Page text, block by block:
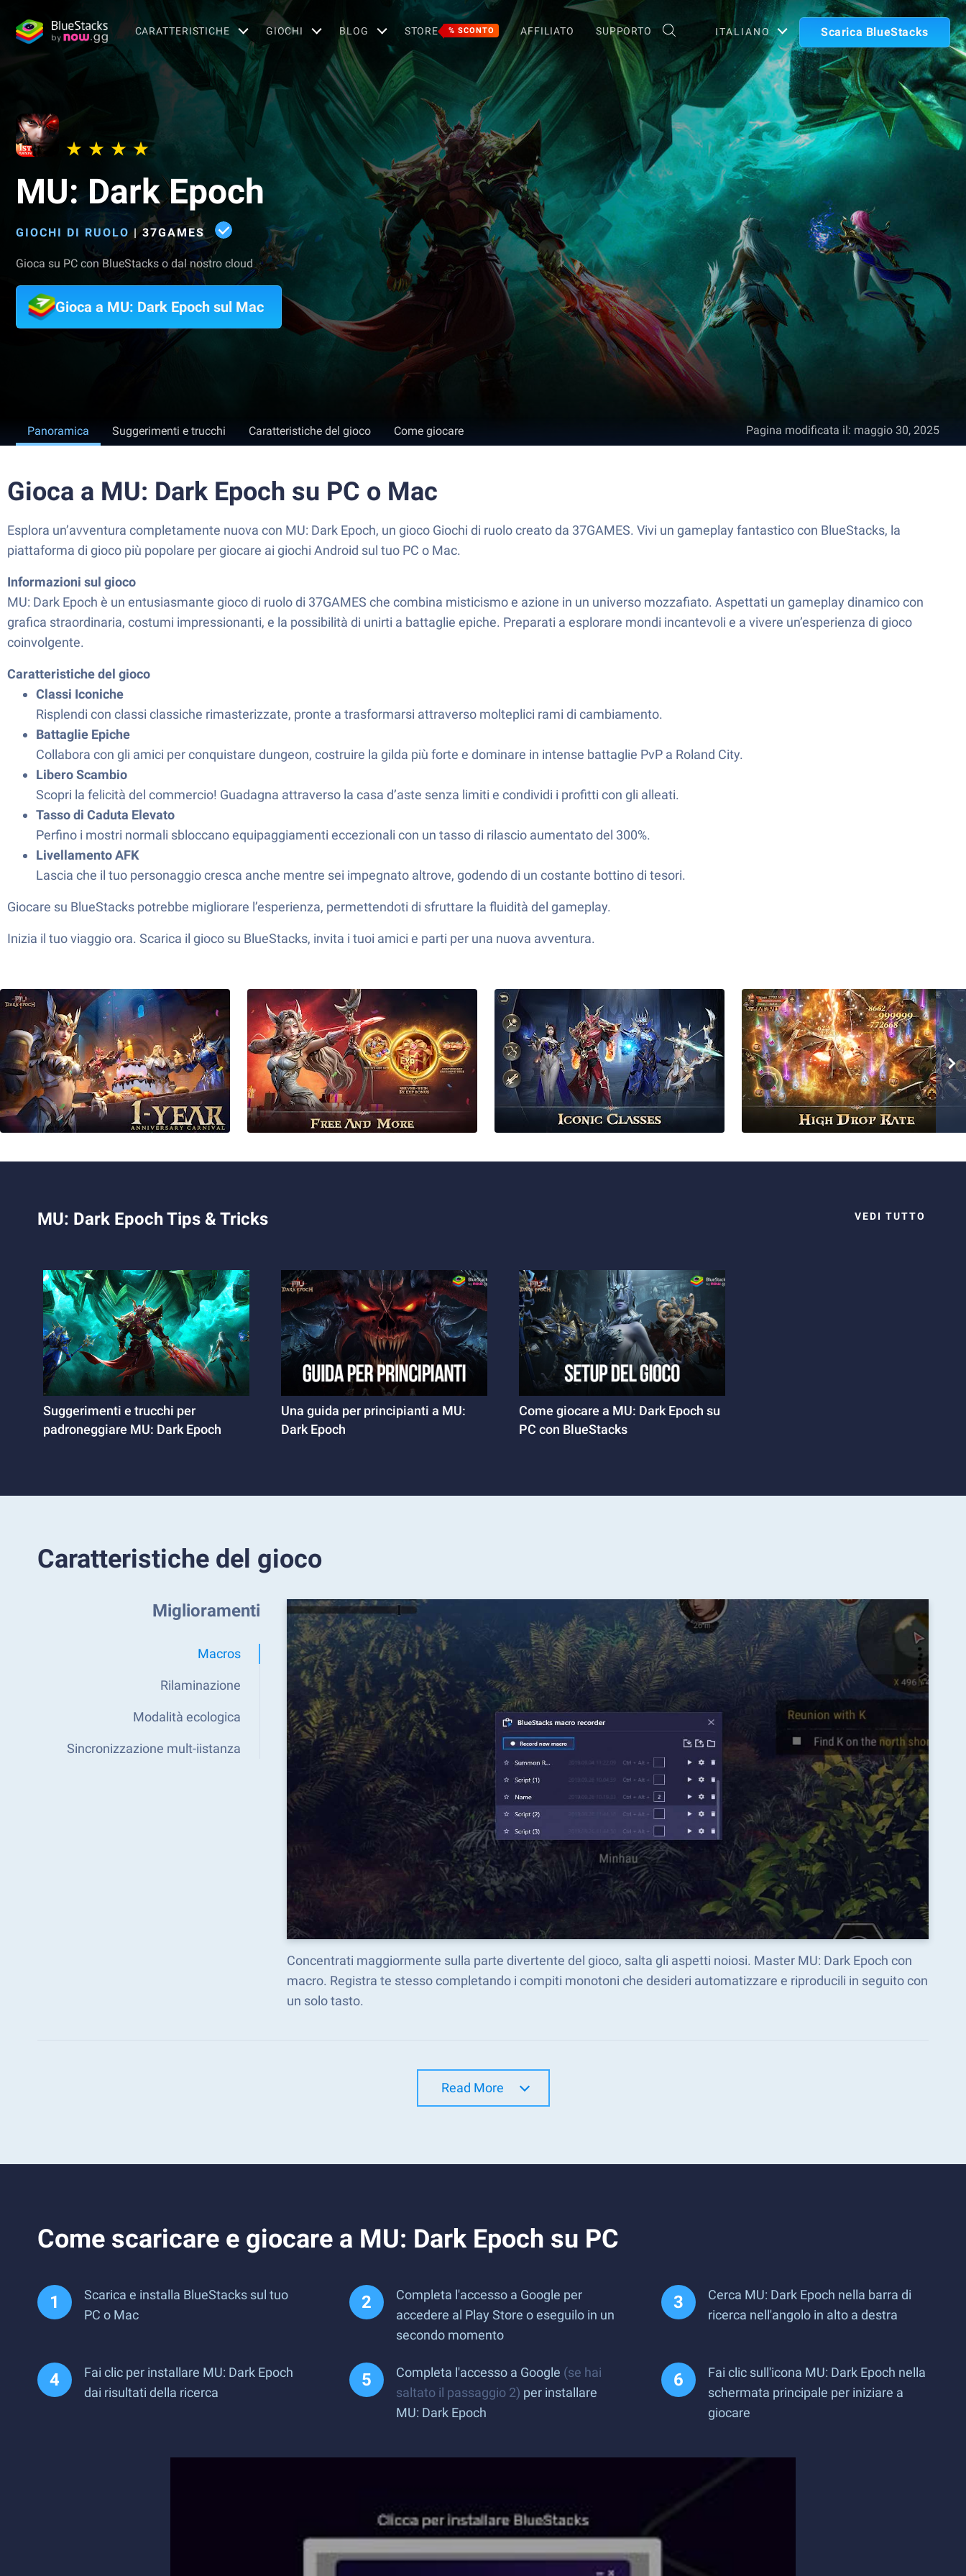
CARATTERISTICHE GIOCHI BLOG STORE % SCONTO AFFILIATO SUPPORTO ITALIANO Scarica BlueStacks
MU: Dark Epoch
GIOCHI DI RUOLO |37GAMES
Gioca su PC con BlueStacks o dal nostro cloud
Gioca a MU: Dark Epoch sul Mac
Panoramica Suggerimenti e trucchi Caratteristiche del gioco Come giocare Pagina modificata il: maggio 30, 2025
Gioca a MU: Dark Epoch su PC o Mac
Esplora un’avventura completamente nuova con MU: Dark Epoch, un gioco Giochi di ruolo creato da 37GAMES. Vivi un gameplay fantastico con BlueStacks, la
piattaforma di gioco più popolare per giocare ai giochi Android sul tuo PC o Mac.
Informazioni sul gioco
MU: Dark Epoch è un entusiasmante gioco di ruolo di 37GAMES che combina misticismo e azione in un universo mozzafiato. Aspettati un gameplay dinamico con
grafica straordinaria, costumi impressionanti, e la possibilità di unirti a battaglie epiche. Preparati a esplorare mondi incantevoli e a vivere un’esperienza di gioco
coinvolgente.
Caratteristiche del gioco
Classi Iconiche
Risplendi con classi classiche rimasterizzate, pronte a trasformarsi attraverso molteplici rami di cambiamento.
Battaglie Epiche
Collabora con gli amici per conquistare dungeon, costruire la gilda più forte e dominare in intense battaglie PvP a Roland City.
Libero Scambio
Scopri la felicità del commercio! Guadagna attraverso la casa d’aste senza limiti e condividi i profitti con gli alleati.
Tasso di Caduta Elevato
Perfino i mostri normali sbloccano equipaggiamenti eccezionali con un tasso di rilascio aumentato del 300%.
Livellamento AFK
Lascia che il tuo personaggio cresca anche mentre sei impegnato altrove, godendo di un costante bottino di tesori.
Giocare su BlueStacks potrebbe migliorare l’esperienza, permettendoti di sfruttare la fluidità del gameplay.
Inizia il tuo viaggio ora. Scarica il gioco su BlueStacks, invita i tuoi amici e parti per una nuova avventura.
MU: Dark Epoch Tips & Tricks VEDI TUTTO
Suggerimenti e trucchi per
padroneggiare MU: Dark Epoch
Una guida per principianti a MU:
Dark Epoch
Come giocare a MU: Dark Epoch su
PC con BlueStacks
Caratteristiche del gioco
Miglioramenti
Macros
Rilaminazione
Modalità ecologica
Sincronizzazione mult-iistanza
Concentrati maggiormente sulla parte divertente del gioco, salta gli aspetti noiosi. Master MU: Dark Epoch con
macro. Registra te stesso completando i compiti monotoni che desideri automatizzare e riproducili in seguito con
un solo tasto.
Read More
Come scaricare e giocare a MU: Dark Epoch su PC
Scarica e installa BlueStacks sul tuo
PC o Mac
Completa l'accesso a Google per
accedere al Play Store o eseguilo in un
secondo momento
Cerca MU: Dark Epoch nella barra di
ricerca nell'angolo in alto a destra
Fai clic per installare MU: Dark Epoch
dai risultati della ricerca
Completa l'accesso a Google (se hai
saltato il passaggio 2) per installare
MU: Dark Epoch
Fai clic sull'icona MU: Dark Epoch nella
schermata principale per iniziare a
giocare